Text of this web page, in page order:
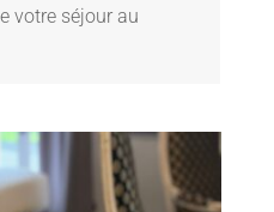
votre séjour au